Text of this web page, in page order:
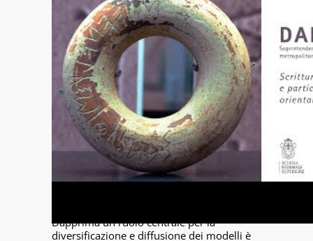
Tra le funzioni della scrittura, in parallelo a
quella di registrazione e comunicazione, ha
assunto presto importanza in Etruria quella
identitaria. Prima di riferirsi alle identità
etniche, regionali e civiche, però, si è avuto
un lungo periodo di gestazione in cui le
esigenze di gruppi sociali, politici e
presumibilmente anche economici hanno
avuto riflessi anche nella scelta dei modelli
alfabetici da utilizzare nell'ambito delle
singole comunità. Da questo punto di vista,
un ruolo importante è stato ricoperto dalle
diverse scuole scrittorie, che in parte
Dapprima un ruolo centrale per la
diversificazione e diffusione dei modelli è